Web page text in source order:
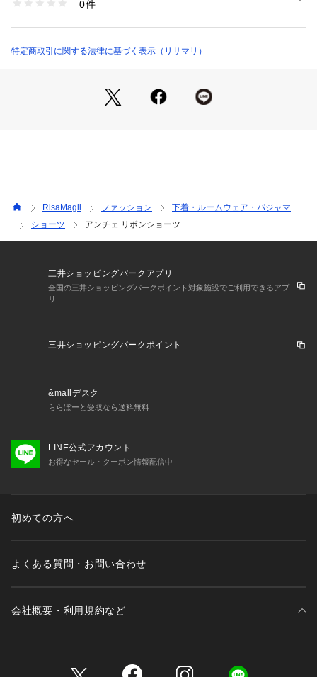
ーツが脱げてしまう心配はありません。リボンショーツが初め
M：ヒップ 87～95cm
＜関連アイテム＞
お揃いのアイテムは以下よりご確認ください。
・65160 ブラジャー（B・C）
・65162 ブラジャー（G・H・I）
・75160 ノーマルショーツ
・75161 レースショーツ
・35161 カップ付キャミソール
※照明の関係により、実際よりも色味が違って見える場合があ
N05-75162 （ショップ）
0件
特定商取引に関する法律に基づく表示（リサマリ）
RisaMagli ファッション
下着・ルームウェア・パジャマ
ショーツ
アンチェ リボンショーツ
三井ショッピングパークアプリ
全国の三井ショッピングパークポイント対象施設でご利用できるアプ
リ
三井ショッピングパークポイント
&mallデスク
ららぽーと受取なら送料無料
LINE公式アカウント
お得なセール・クーポン情報配信中
初めての方へ
よくある質問・お問い合わせ
会社概要・利用規約など